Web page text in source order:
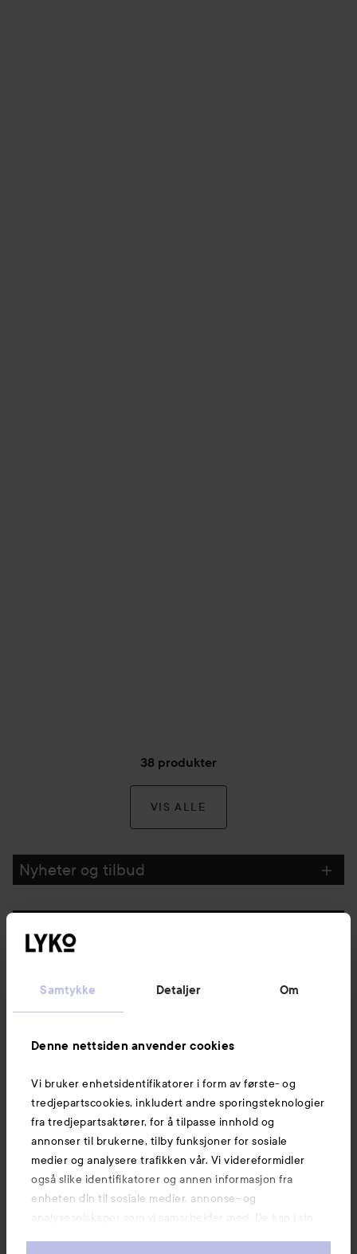
Samtykke Detaljer Om
Denne nettsiden anvender cookies
Vi bruker enhetsidentifikatorer i form av første- og
tredjepartscookies, inkludert andre sporingsteknologier
fra tredjepartsaktører, for å tilpasse innhold og
annonser til brukerne, tilby funksjoner for sosiale
medier og analysere trafikken vår. Vi videreformidler
også slike identifikatorer og annen informasjon fra
enheten din til sosiale medier, annonse- og
analyseselskaper som vi samarbeider med. De kan i sin
38 produkter
VIS ALLE
Nyheter og tilbud
Kundeservice
Informasjon
Også av interesse